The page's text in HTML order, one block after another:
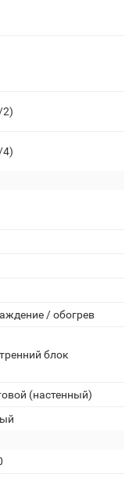
2)
4)
/ обогрев
блок
(настенный)